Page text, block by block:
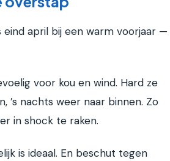
april bij een warm voorjaar —
voor kou en wind. Hard ze
’s nachts weer naar binnen. Zo
in shock te raken.
is ideaal. En beschut tegen